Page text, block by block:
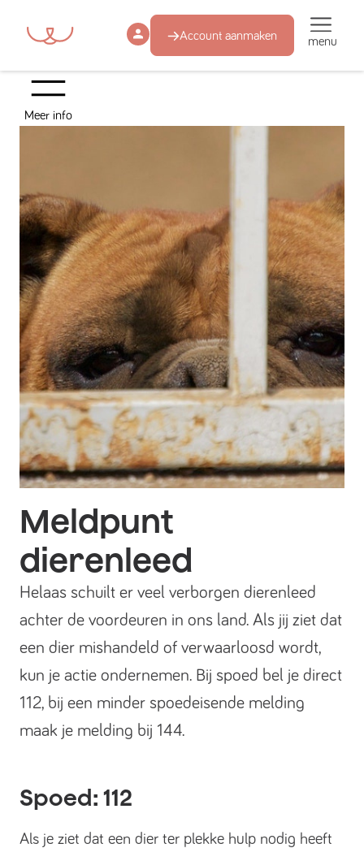
Account aanmaken menu
Meer info
Meldpunt
dierenleed
Helaas schuilt er veel verborgen dierenleed
achter de voordeuren in ons land. Als jij ziet dat
een dier mishandeld of verwaarloosd wordt,
kun je actie ondernemen. Bij spoed bel je direct
112, bij een minder spoedeisende melding
maak je melding bij 144.
Spoed: 112
Als je ziet dat een dier ter plekke hulp nodig heeft